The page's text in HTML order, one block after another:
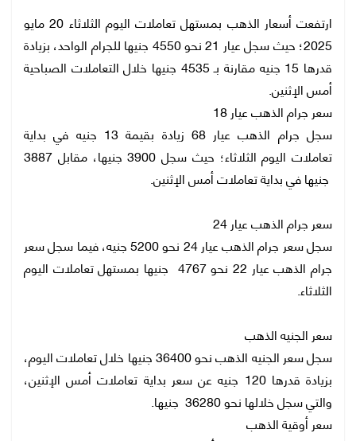
ارتفعت أسعار الذهب بمستهل تعاملات اليوم الثلاثاء 20 مايو
2025؛ حيث سجل عيار 21 نحو 4550 جنيها للجرام الواحد، بزيادة
قدرها 15 جنيه مقارنة بـ 4535 جنيها خلال التعاملات الصباحية
أمس الإثنين.
سعر جرام الذهب عيار 18
سجل جرام الذهب عيار 68 زيادة بقيمة 13 جنيه في بداية
تعاملات اليوم الثلاثاء؛ حيث سجل 3900 جنيها، مقابل 3887
جنيها في بداية تعاملات أمس الإثنين.
سعر جرام الذهب عيار 24
سجل سعر جرام الذهب عيار 24 نحو 5200 جنيه، فيما سجل سعر
جرام الذهب عيار 22 نحو 4767 جنيها بمستهل تعاملات اليوم
الثلاثاء.
سعر الجنيه الذهب
سجل سعر الجنيه الذهب نحو 36400 جنيها خلال تعاملات اليوم،
بزيادة قدرها 120 جنيه عن سعر بداية تعاملات أمس الإثنين،
والتي سجل خلالها نحو 36280 جنيها.
سعر أوقية الذهب